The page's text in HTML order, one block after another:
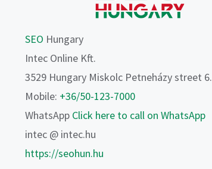
SEO Hungary
Intec Online Kft.
3529 Hungary Miskolc Petneházy street 6.
Mobile: +36/50-123-7000
WhatsApp Click here to call on WhatsApp
intec @ intec.hu
https://seohun.hu